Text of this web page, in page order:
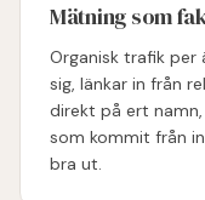
Mätning som
Organisk trafik per
sig, länkar in från
direkt på ert
som kommit från
bra ut.